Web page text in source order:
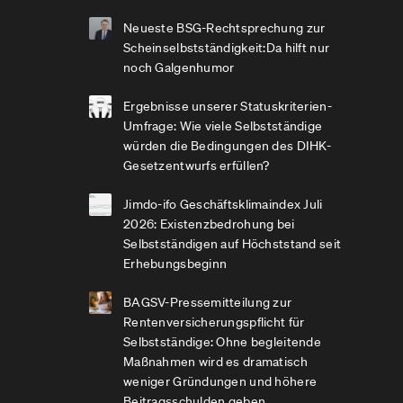
Neueste BSG-Rechtsprechung zur
Scheinselbstständigkeit:Da hilft nur
noch Galgenhumor
Ergebnisse unserer Statuskriterien-
Umfrage: Wie viele Selbstständige
würden die Bedingungen des DIHK-
Gesetzentwurfs erfüllen?
Jimdo-ifo Geschäftsklimaindex Juli
2026: Existenzbedrohung bei
Selbstständigen auf Höchststand seit
Erhebungsbeginn
BAGSV-Pressemitteilung zur
Rentenversicherungspflicht für
Selbstständige: Ohne begleitende
Maßnahmen wird es dramatisch
weniger Gründungen und höhere